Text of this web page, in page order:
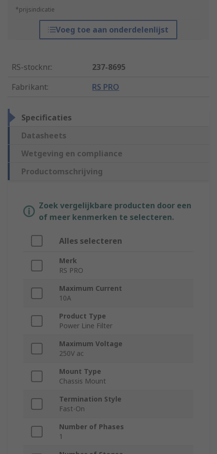
*prijsindicatie
Voeg toe aan onderdelenlijst
RS-stocknr.:
237-8695
Fabrikant: RS PRO
Specificaties
Datasheets
Wetgeving en compliance
Productomschrijving
Zoek vergelijkbare producten door een
of meer kenmerken te selecteren.
Alles selecteren
Merk
RS PRO
Maximum Current
10A
Product Type
Power Line Filter
Maximum Voltage
250V ac
Mount Type
Chassis Mount
Termination Style
Fast-On
Number of Phases
1